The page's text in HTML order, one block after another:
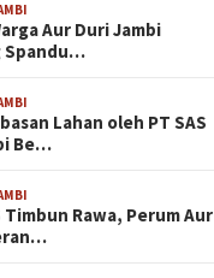
Aur Duri Jambi
Spandu…
Lahan oleh PT SAS
Be…
Timbun Rawa, Perum Aur